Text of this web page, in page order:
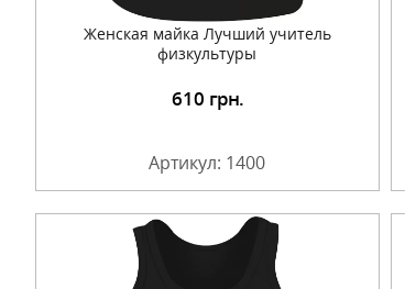
Женская майка Лучший учитель
физкультуры
610 грн.
Артикул: 1400
Подробнее